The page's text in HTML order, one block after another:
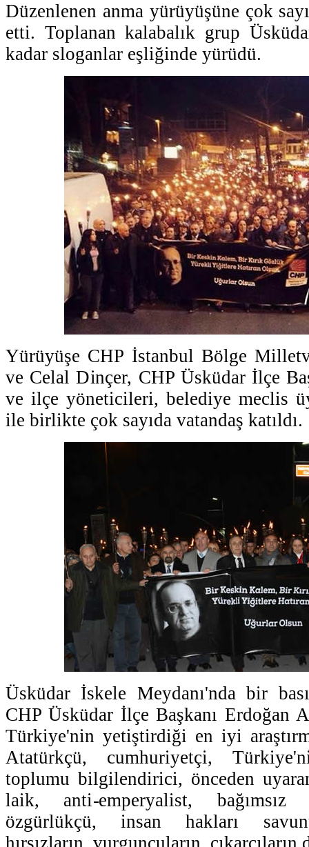
Düzenlenen anma yürüyüşüne çok
etti. Toplanan kalabalık grup
kadar sloganlar eşliğinde yürüdü.
Yürüyüşe CHP İstanbul Bölge
ve Celal Dinçer, CHP Üsküdar İlçe
ve ilçe yöneticileri, belediye meclis
ile birlikte çok sayıda vatandaş katıldı.
Üsküdar İskele Meydanı'nda bir
CHP Üsküdar İlçe Başkanı Erdoğan
Türkiye'nin yetiştirdiği en iyi
Atatürkçü, cumhuriyetçi,
toplumu bilgilendirici, önceden
laik, anti-emperyalist, bağımsız
özgürlükçü, insan hakları
hırsızların, vurguncuların, çıkarcıların